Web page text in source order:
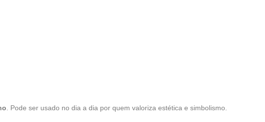
. Pode ser usado no dia a dia por quem valoriza estética e simbolismo.